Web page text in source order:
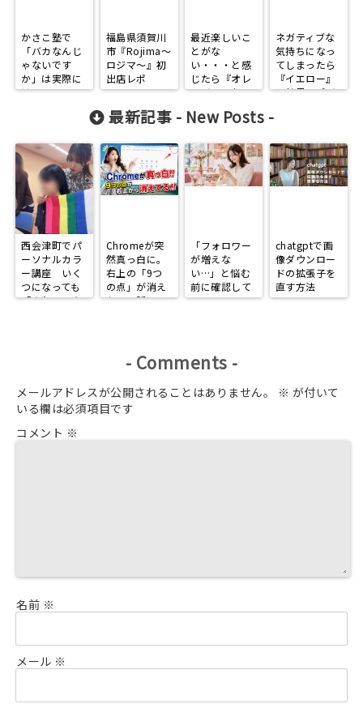
かさこ塾で
「バカなんじ
ゃないです
か」は実際に
は・・・。
福島県須賀川
市『Rojima～
ロジマ～』初
出店レポ
最近楽しいこ
とがな
い・・・と感
じたら『オレ
ンジ』の色
ネガティブな
気持ちになっ
てしまったら
『イエロー』
の効果でポジ
最新記事 - New Posts -
西会津町でパ
ーソナルカラ
ー講座 いく
つになっても
「きれいで在
Chromeが突
然真っ白に。
右上の「9つ
の点」が消え
た日の話
「フォロワー
が増えな
い…」と悩む
前に確認して
ほしい、
chatgptで画
像ダウンロー
ドの拡張子を
直す方法
- Comments -
メールアドレスが公開されることはありません。 ※ が付いて
いる欄は必須項目です
コメント ※
名前 ※
メール ※